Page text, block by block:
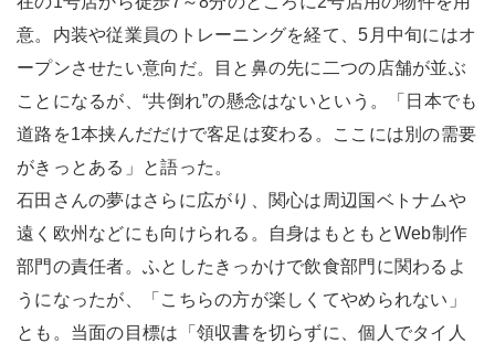
意。内装や従業員のトレーニングを経て、5月中旬にはオ
ープンさせたい意向だ。目と鼻の先に二つの店舗が並ぶ
ことになるが、“共倒れ”の懸念はないという。「日本でも
道路を1本挟んだだけで客足は変わる。ここには別の需要
がきっとある」と語った。
石田さんの夢はさらに広がり、関心は周辺国ベトナムや
遠く欧州などにも向けられる。自身はもともとWeb制作
部門の責任者。ふとしたきっかけで飲食部門に関わるよ
うになったが、「こちらの方が楽しくてやめられない」
とも。当面の目標は「領収書を切らずに、個人でタイ人